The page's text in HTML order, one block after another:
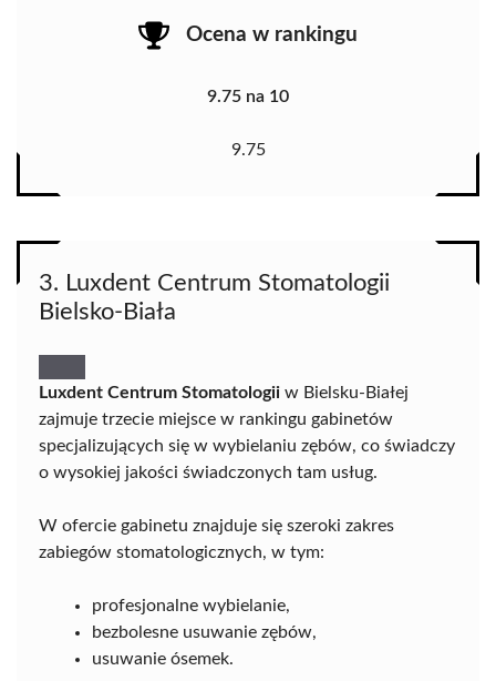
Ocena w rankingu
9.75 na 10
9.75
3. Luxdent Centrum Stomatologii
Bielsko-Biała
Luxdent Centrum Stomatologii w Bielsku-Białej
zajmuje trzecie miejsce w rankingu gabinetów
specjalizujących się w wybielaniu zębów, co świadczy
o wysokiej jakości świadczonych tam usług.
W ofercie gabinetu znajduje się szeroki zakres
zabiegów stomatologicznych, w tym:
profesjonalne wybielanie,
bezbolesne usuwanie zębów,
usuwanie ósemek.